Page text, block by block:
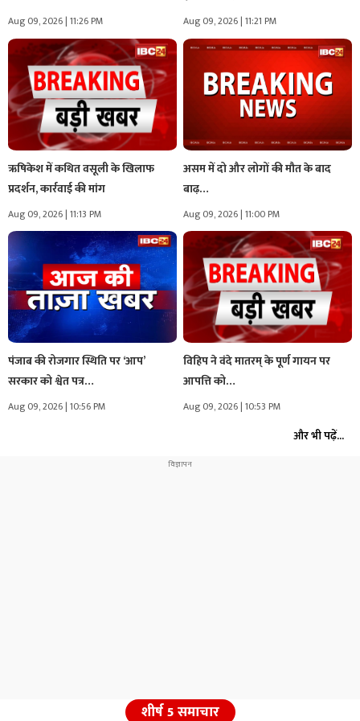
Aug 09, 2026 | 11:26 PM Aug 09, 2026 | 11:21 PM
ऋषिकेश में कथित वसूली के खिलाफ
प्रदर्शन, कार्रवाई की मांग
Aug 09, 2026 | 11:13 PM
असम में दो और लोगों की मौत के बाद
बाढ़…
Aug 09, 2026 | 11:00 PM
पंजाब की रोजगार स्थिति पर ‘आप’
सरकार को श्वेत पत्र…
Aug 09, 2026 | 10:56 PM
विहिप ने वंदे मातरम् के पूर्ण गायन पर
आपत्ति को…
Aug 09, 2026 | 10:53 PM
और भी पढ़ें...
शीर्ष 5 समाचार